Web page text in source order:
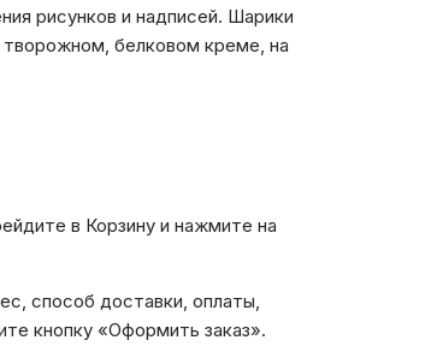
рисунков и надписей. Шарики
творожном, белковом креме, на
в Корзину и нажмите на
способ доставки, оплаты,
кнопку «Оформить заказ».